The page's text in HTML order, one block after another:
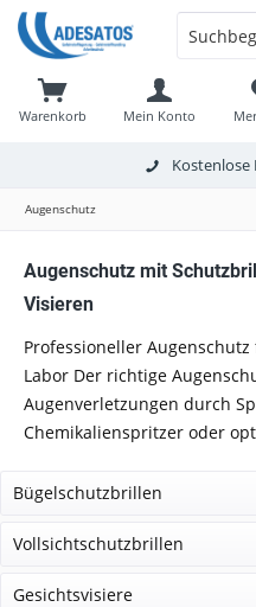
Warenkorb Mein Konto
Augenschutz
Augenschutz mit
Visieren
Professioneller
Labor Der richtige
Augenverletzungen durch
Chemikalienspritzer oder
Bügelschutzbrillen
Vollsichtschutzbrillen
Gesichtsvisiere